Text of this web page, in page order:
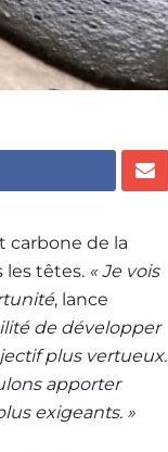
carbone de la
les têtes. « Je vois
, lance
de développer
plus vertueux.
apporter
exigeants. »